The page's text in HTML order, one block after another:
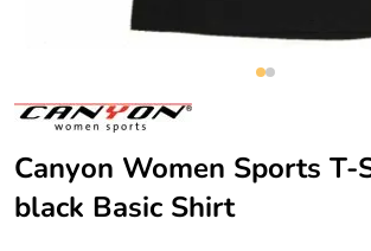
Canyon Women Sports T-
black Basic Shirt